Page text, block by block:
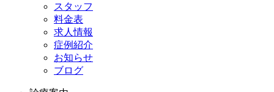
スタッフ
料金表
求人情報
症例紹介
お知らせ
ブログ